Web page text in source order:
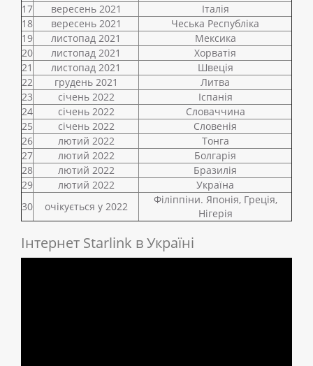
17
вересень 2021
Італія
18
вересень 2021
Чеська Республіка
19
листопад 2021
Мексика
20
листопад 2021
Хорватія
21
листопад 2021
Швеція
22
грудень 2021
Литва
23
січень 2022
Іспанія
24
січень 2022
Словаччина
25
січень 2022
Словенія
26
лютий 2022
Тонга
27
лютий 2022
Болгарія
28
лютий 2022
Бразилія
29
лютий 2022
Україна
30
очікується у 2022
Філіппіни. Японія, Греція,
Нігерія
Інтернет Starlink в Україні